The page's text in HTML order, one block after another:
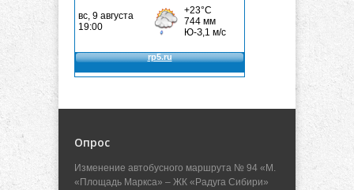
Опрос
Изменение автобусного маршрута № 94 «М.
«Площадь Маркса» – ЖК «Радуга Сибири»